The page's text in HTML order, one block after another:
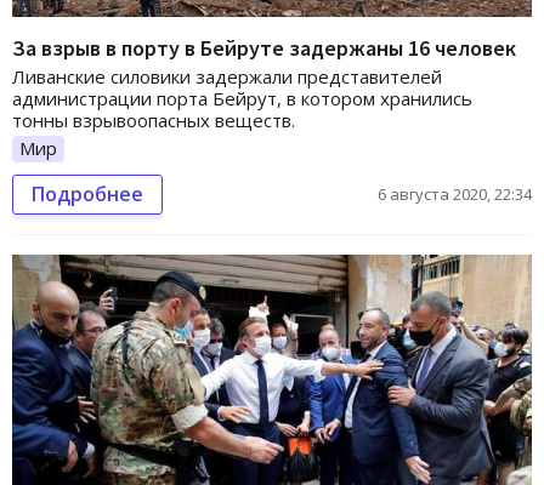
За взрыв в порту в Бейруте задержаны 16 человек
Ливанские силовики задержали представителей
администрации порта Бейрут, в котором хранились
тонны взрывоопасных веществ.
Мир
Подробнее 6 августа 2020, 22:34